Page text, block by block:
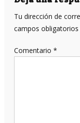
Tu dirección de
campos
Comentario *